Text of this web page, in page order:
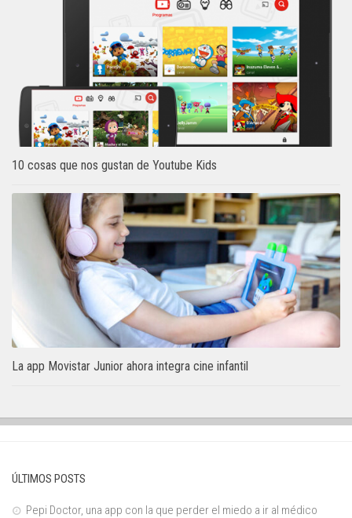
10 cosas que nos gustan de Youtube Kids
La app Movistar Junior ahora integra cine infantil
ÚLTIMOS POSTS
Pepi Doctor, una app con la que perder el miedo a ir al médico